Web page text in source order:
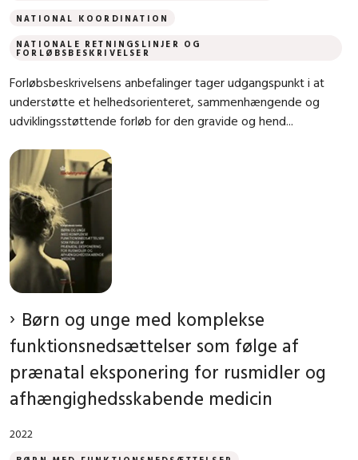
NATIONAL KOORDINATION
NATIONALE RETNINGSLINJER OG
FORLØBSBESKRIVELSER
Forløbsbeskrivelsens anbefalinger tager udgangspunkt i at
understøtte et helhedsorienteret, sammenhængende og
udviklingsstøttende forløb for den gravide og hend...
Børn og unge med komplekse
funktionsnedsættelser som følge af
prænatal eksponering for rusmidler og
afhængighedsskabende medicin
2022